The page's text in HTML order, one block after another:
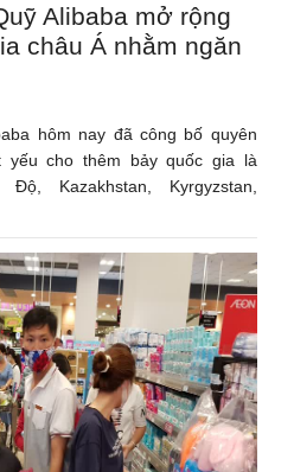
Alibaba mở rộng
châu Á nhằm ngăn
hôm nay đã công bố quyên
cho thêm bảy quốc gia là
Kazakhstan, Kyrgyzstan,